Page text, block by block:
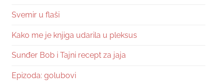
Svemir u flaši
Kako me je knjiga udarila u pleksus
Sunđer Bob i Tajni recept za jaja
Epizoda: golubovi